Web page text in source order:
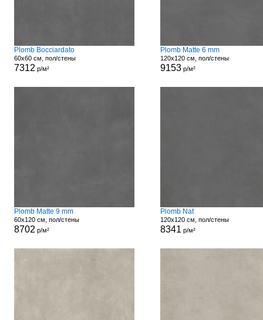
Plomb Bocciardato
60x60 см, пол/стены
7312 р/м²
Plomb Matte 6 mm
120x120 см, пол/стены
9153р/м²
Plomb Matte 9 mm
60x120 см, пол/стены
8702 р/м²
Plomb Nat
120x120 см, пол/стены
8341 р/м²